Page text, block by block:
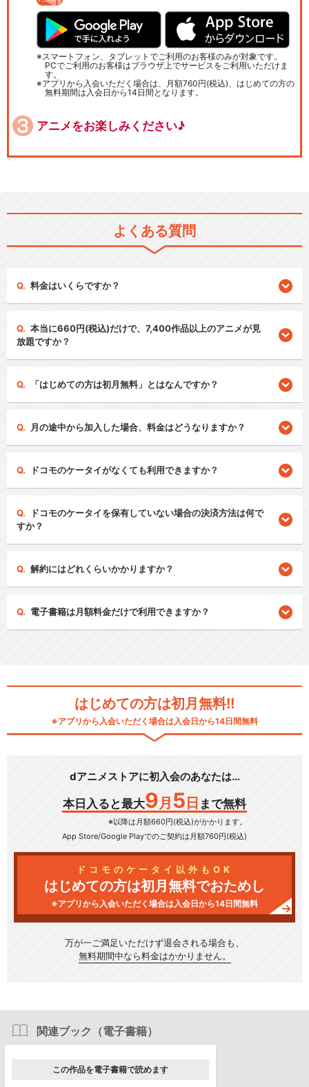
スマートフォン、タブレットでご利用のお客様のみが対象です。
PCでご利用のお客様はブラウザ上でサービスをご利用いただけま
す。
アプリから入会いただく場合は、月額760円(税込)、はじめての方の
無料期間は入会日から14日間となります。
アニメをお楽しみください♪
よくある質問
料金はいくらですか？
本当に660円(税込)だけで、7,400作品以上のアニメが見
放題ですか？
「はじめての方は初月無料」とはなんですか？
月の途中から加入した場合、料金はどうなりますか？
ドコモのケータイがなくても利用できますか？
ドコモのケータイを保有していない場合の決済方法は何で
すか？
解約にはどれくらいかかりますか？
電子書籍は月額料金だけで利用できますか？
はじめての方は初月無料!!
※アプリから入会いただく場合は入会日から14日間無料
dアニメストアに初入会のあなたは…
本日入ると最大9 月 5 日 まで無料
※以降は月額660円(税込)がかかります。
App Store/Google Playでのご契約は月額760円(税込)
ドコモのケータイ以外もOK
はじめての方は初月無料でおためし
※アプリから入会いただく場合は入会日から14日間無料
万が一ご満足いただけず退会される場合も、
無料期間中なら料金はかかりません。
関連ブック（電子書籍）
この作品を電子書籍で読めます